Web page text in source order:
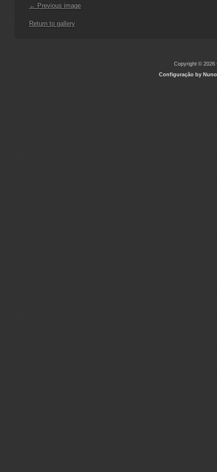
← Previous image
Return to gallery
Copyright © 2026
Configuração by